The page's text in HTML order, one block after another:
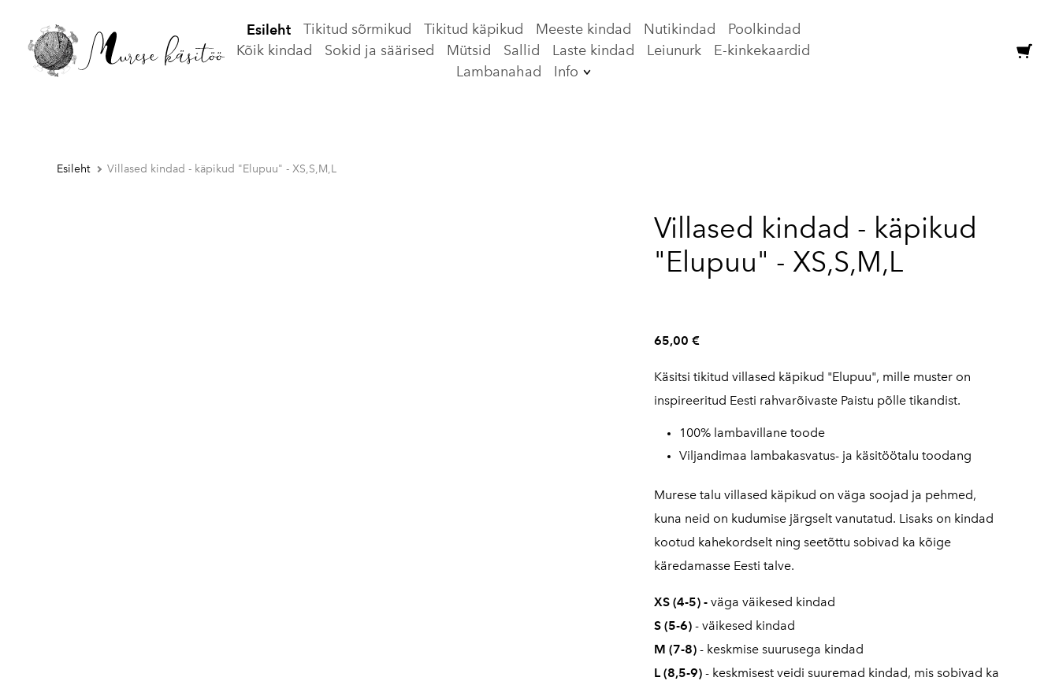
Esileht Tikitud sõrmikud Tikitud käpikud Meeste kindad Nutikindad
Poolkindad
Kõik kindad
Sokid ja säärised Mütsid Sallid Laste kindad Leiunurk
E-kinkekaardid
Lambanahad
Info
Privaatsuspoliitika
Esileht Villased kindad - käpikud "Elupuu" - XS,S,M,L
Villased kindad - käpikud
"Elupuu" - XS,S,M,L
65,00 €
Käsitsi tikitud villased käpikud "Elupuu", mille muster on
inspireeritud Eesti rahvarõivaste Paistu põlle tikandist.
100% lambavillane toode
Viljandimaa lambakasvatus- ja käsitöötalu toodang
Murese talu villased käpikud on väga soojad ja pehmed,
kuna neid on kudumise järgselt vanutatud. Lisaks on kindad
kootud kahekordselt ning seetõttu sobivad ka kõige
käredamasse Eesti talve.
XS (4-5)-väga väikesed kindad
S (5-6)- väikesed kindad
M (7-8) - keskmise suurusega kindad
L (8,5-9)- keskmisest veidi suuremad kindad, mis sobivad ka